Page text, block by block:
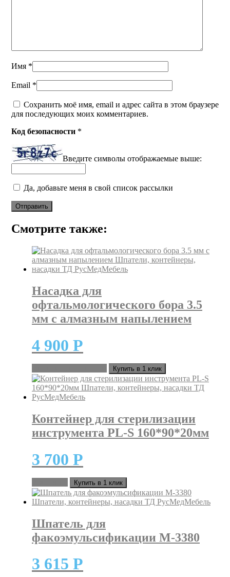
Имя *
Email *
Сохранить моё имя, email и адрес сайта в этом браузере
для последующих моих комментариев.
Код безопасности *
Введите символы отображаемые выше:
Да, добавьте меня в свой список рассылки
Смотрите также:
Насадка для
офтальмологического бора 3.5
мм с алмазным напылением
4 900 Р
Этот
товар
имеет
можно
выбрать
на
Купить в 1 клик
Контейнер для стерилизации
инструмента PL-S 160*90*20мм
3 700 Р
Купить в 1 клик
Шпатель для
факоэмульсификации M-3380
3 615 Р